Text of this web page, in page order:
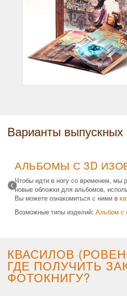
Варианты
АЛЬБОМЫ С 3D
Чтобы идти в ногу со временем, мы
новые обложки для альбомов,
Вы можете ознакомиться с ними в
Возможные типы изделий: Альбом с
КВАСИЛОВ
ГДЕ ПОЛУЧИТЬ
ФОТОКНИГУ?